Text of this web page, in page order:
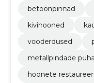
betoonpinnad
kivihooned
vooderdused
metallpindade
hoonete